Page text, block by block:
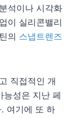
석이나 시각화
이 실리콘밸리
의 스냅트렌즈
직접적인 개
능성은 지난 페
여기에 또 하